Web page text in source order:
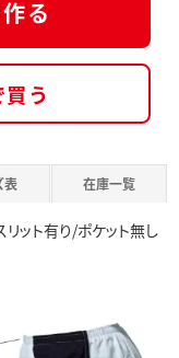
る
う
表 在庫一覧
ット有り/ポケット無し